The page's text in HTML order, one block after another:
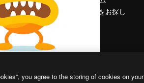
magnific.aiをお探し
you agree to the storing of cookies on